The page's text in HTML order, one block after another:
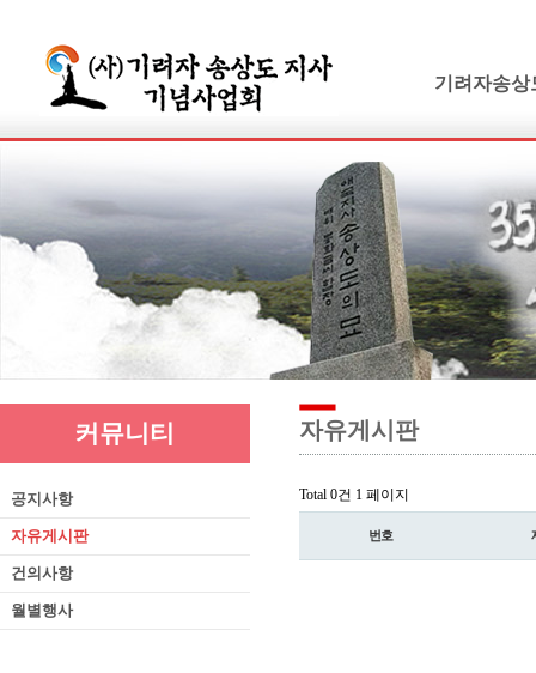
기려자송상
연보 및 가계
기려수필집
생애와사상
유묵과유품
연혁지
추모의글
커뮤니티
공지사항
자유게시판
건의사항
월별행사
자유게시판
Total 0건 1 페이지
번호